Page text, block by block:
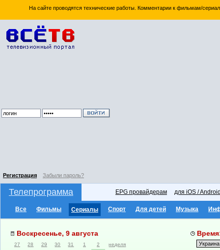
На сайте проводятся технические работы. Комментарии к фильмам/
Регистрация Забыли пароль?
Телепрограмма EPG провайдерам для iOS /
Все Фильмы Сериалы Спорт Для детей Музыка
Воскресенье, 9 августа
27 28 29 30 31 1 2 неделя